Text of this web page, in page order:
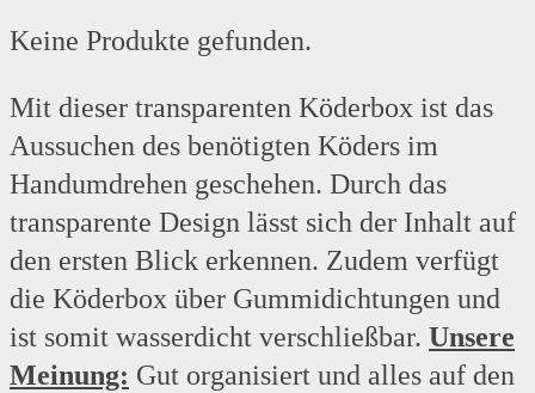
Keine Produkte gefunden.
Mit dieser transparenten Köderbox ist das
Aussuchen des benötigten Köders im
Handumdrehen geschehen. Durch das
transparente Design lässt sich der Inhalt auf
den ersten Blick erkennen. Zudem verfügt
die Köderbox über Gummidichtungen und
ist somit wasserdicht verschließbar. Unsere
Meinung: Gut organisiert und alles auf den